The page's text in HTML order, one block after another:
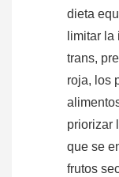
dieta
limitar
trans,
roja, los
priorizar
que se
frutos